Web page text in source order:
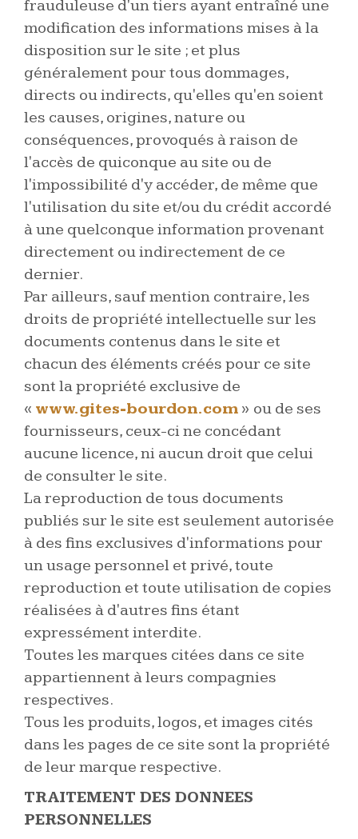
frauduleuse d'un tiers ayant entraîné une
modification des informations mises à la
disposition sur le site ; et plus
généralement pour tous dommages,
directs ou indirects, qu'elles qu'en soient
les causes, origines, nature ou
conséquences, provoqués à raison de
l'accès de quiconque au site ou de
l'impossibilité d'y accéder, de même que
l'utilisation du site et/ou du crédit accordé
à une quelconque information provenant
directement ou indirectement de ce
dernier.
Par ailleurs, sauf mention contraire, les
droits de propriété intellectuelle sur les
documents contenus dans le site et
chacun des éléments créés pour ce site
sont la propriété exclusive de
« www.gites-bourdon.com » ou de ses
fournisseurs, ceux-ci ne concédant
aucune licence, ni aucun droit que celui
de consulter le site.
La reproduction de tous documents
publiés sur le site est seulement autorisée
à des fins exclusives d'informations pour
un usage personnel et privé, toute
reproduction et toute utilisation de copies
réalisées à d'autres fins étant
expressément interdite.
Toutes les marques citées dans ce site
appartiennent à leurs compagnies
respectives.
Tous les produits, logos, et images cités
dans les pages de ce site sont la propriété
de leur marque respective.
TRAITEMENT DES DONNEES
PERSONNELLES